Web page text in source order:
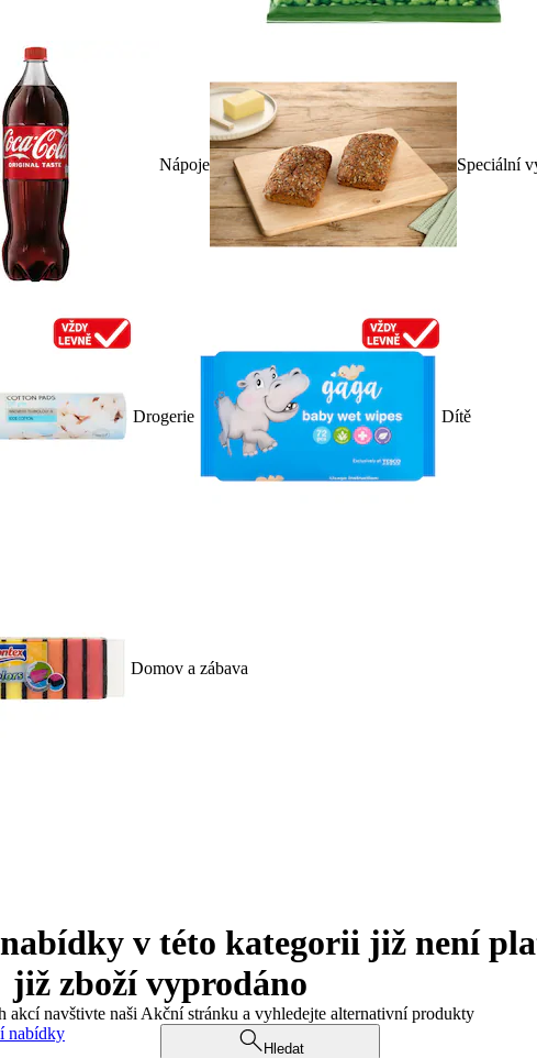
Nápoje Speciální
Drogerie Dítě
Domov a zábava
v této kategorii již není
již zboží vyprodáno
akcí navštivte naši Akční stránku a vyhledejte alternativní produkty
nabídky
Hledat